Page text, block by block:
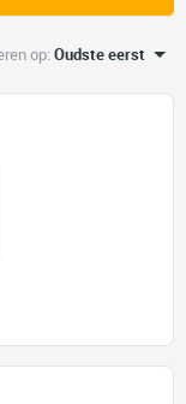
op:Oudste eerst